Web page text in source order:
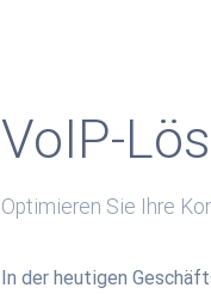
VoIP-
Optimieren Sie Ihre
In der heutigen